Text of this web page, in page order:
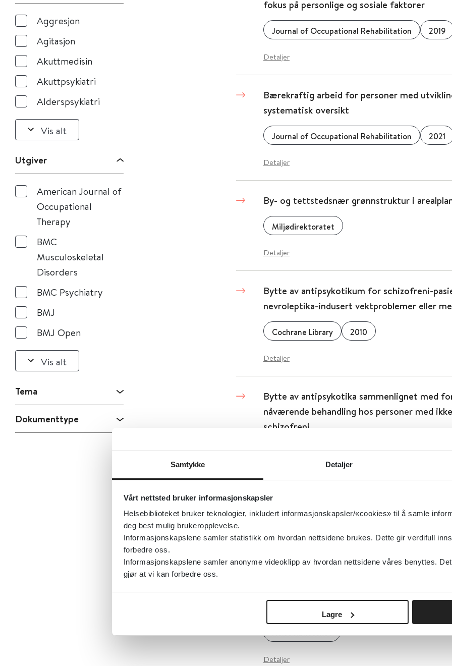
Samtykke Detaljer
Vårt nettsted bruker informasjonskapsler
Helsebiblioteket bruker teknologier, inkludert informasjonskapsler/«cookies» til å samle
deg best mulig brukeropplevelse.
Informasjonskapslene samler statistikk om hvordan nettsidene brukes. Dette gir verdifull
forbedre oss.
Informasjonskapslene samler anonyme videoklipp av hvordan nettsidene våres benyttes.
gjør at vi kan forbedre oss.
Lagre
Aggresjon
Agitasjon
Akuttmedisin
Akuttpsykiatri
Alderspsykiatri
Vis alt
Utgiver
American Journal of
Occupational
Therapy
BMC
Musculoskeletal
Disorders
BMC Psychiatry
BMJ
BMJ Open
Vis alt
Tema
Dokumenttype
fokus på personlige og sosiale faktorer
Journal of Occupational Rehabilitation 2019
Detaljer
Bærekraftig arbeid for personer med
systematisk oversikt
Journal of Occupational Rehabilitation 2021
Detaljer
By- og tettstedsnær grønnstruktur i
Miljødirektoratet
Detaljer
Bytte av antipsykotikum for schizofreni-
nevroleptika-indusert vektproblemer eller
Cochrane Library 2010
Detaljer
Bytte av antipsykotika sammenlignet med
nåværende behandling hos personer med
schizofreni
Cochrane Library 2025
Detaljer
Byttbare legemidler
Statens legemiddelverk
Helsebiblioteket
Detaljer